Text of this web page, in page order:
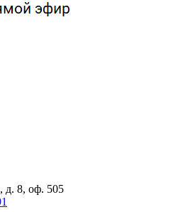
д. 8, оф. 505